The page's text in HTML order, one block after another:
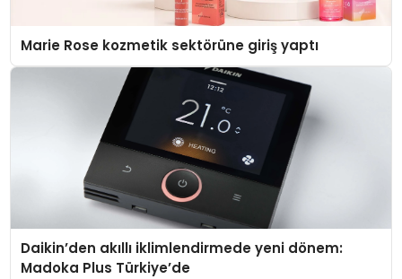
Marie Rose kozmetik sektörüne giriş yaptı
Daikin’den akıllı iklimlendirmede yeni dönem:
Madoka Plus Türkiye’de